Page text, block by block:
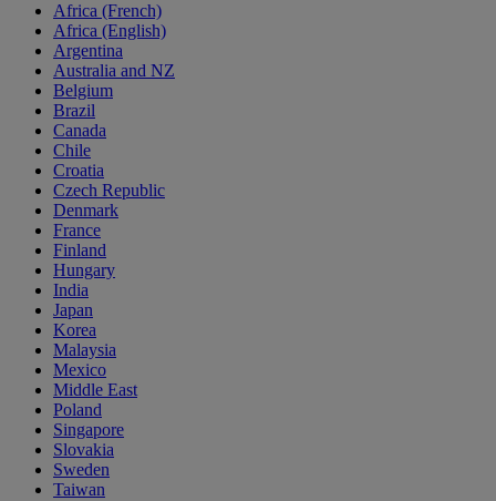
Africa (French)
Africa (English)
Argentina
Australia and NZ
Belgium
Brazil
Canada
Chile
Croatia
Czech Republic
Denmark
France
Finland
Hungary
India
Japan
Korea
Malaysia
Mexico
Middle East
Poland
Singapore
Slovakia
Sweden
Taiwan